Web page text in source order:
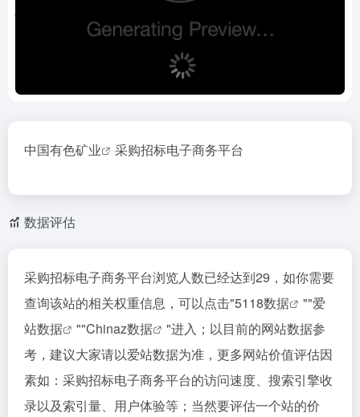
中国有色矿业 采购招标电子商务平台
数据评估
采购招标电子商务平台浏览人数已经达到29，如你需要
查询该站的相关权重信息，可以点击"5118数据 ""爱
站数据
""Chinaz数据
"进入；以目前的网站数据参
考，建议大家请以爱站数据为准，更多网站价值评估因
素如：采购招标电子商务平台的访问速度、搜索引擎收
录以及索引量、用户体验等；当然要评估一个站的价